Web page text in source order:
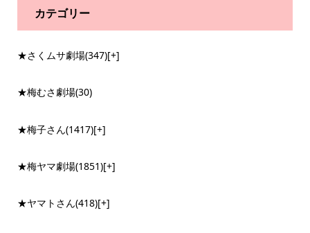
カテゴリー
★さくムサ劇場(347)[+]
★梅むさ劇場(30)
★梅子さん(1417)[+]
★梅ヤマ劇場(1851)[+]
★ヤマトさん(418)[+]